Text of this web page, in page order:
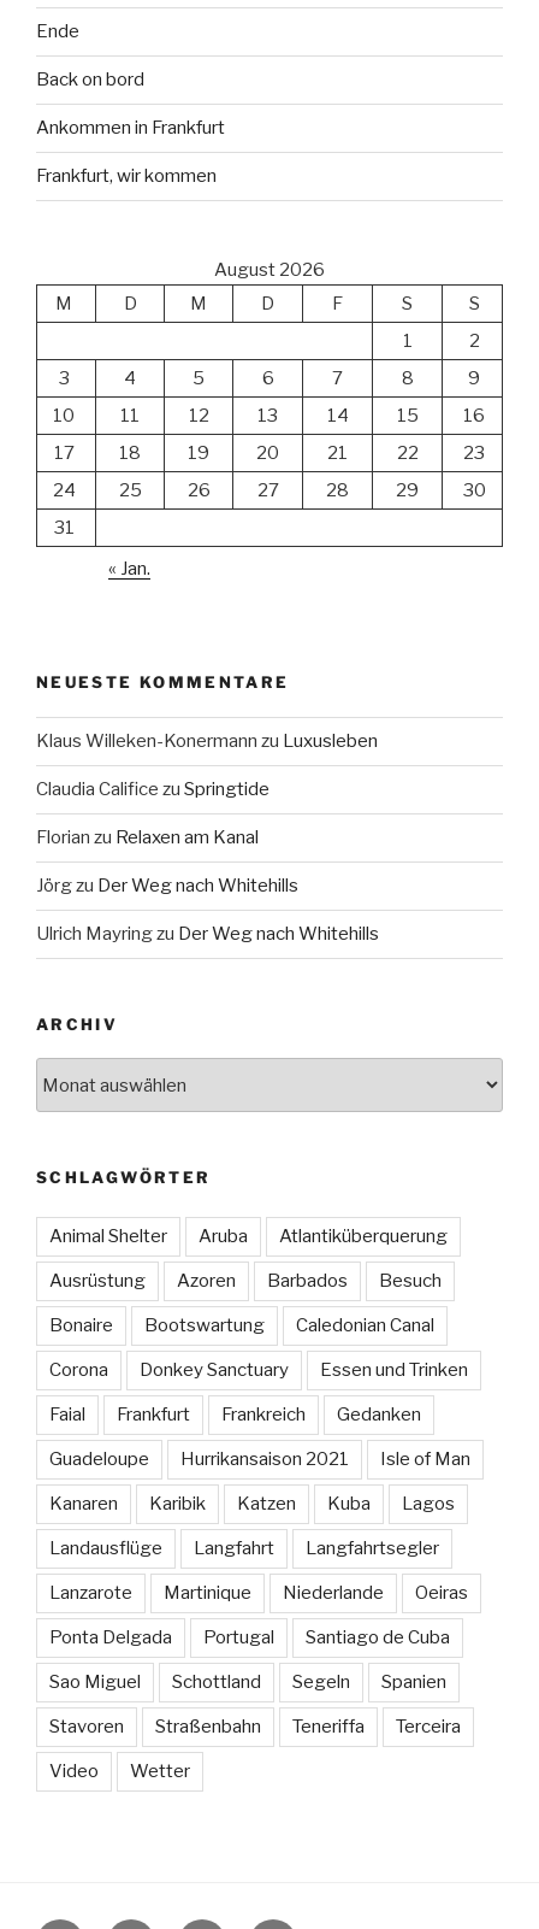
Ende
Back on bord
Ankommen in Frankfurt
Frankfurt, wir kommen
August 2026
M
D M D F S
S
1
2
3
4 5 6 7 8
9
10
11 12 13 14 15
16
17
18 19 20 21 22
23
24
25 26 27 28 29
30
31
« Jan.
NEUESTE KOMMENTARE
Klaus Willeken-Konermann zu Luxusleben
Claudia Califice zu Springtide
Florian zu Relaxen am Kanal
Jörgzu Der Weg nach Whitehills
Ulrich Mayringzu Der Weg nach Whitehills
ARCHIV
SCHLAGWÖRTER
Animal Shelter Aruba Atlantiküberquerung
Ausrüstung Azoren Barbados Besuch
Bonaire Bootswartung Caledonian Canal
Corona Donkey Sanctuary Essen und Trinken
Faial Frankfurt Frankreich Gedanken
Guadeloupe Hurrikansaison 2021 Isle of Man
Kanaren Karibik Katzen Kuba Lagos
Landausflüge Langfahrt Langfahrtsegler
Lanzarote Martinique Niederlande Oeiras
Ponta Delgada Portugal Santiago de Cuba
Sao Miguel Schottland Segeln Spanien
Stavoren Straßenbahn Teneriffa Terceira
Video Wetter